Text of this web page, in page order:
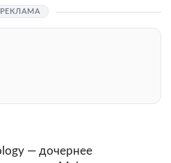
РЕКЛАМА
— дочернее